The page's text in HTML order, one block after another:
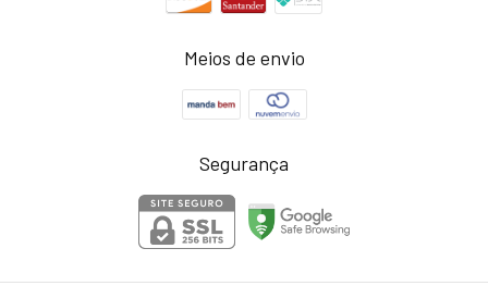
Meios de envio
Segurança